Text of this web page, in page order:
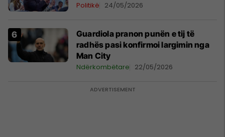
Politikë 24/05/2026
Guardiola pranon punën e tij të
radhës pasi konfirmoi largimin nga
Man City
Ndërkombëtare 22/05/2026